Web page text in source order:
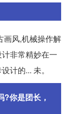
画风,机械操作解
非常精妙在一
计的... 未。
?你是团长，